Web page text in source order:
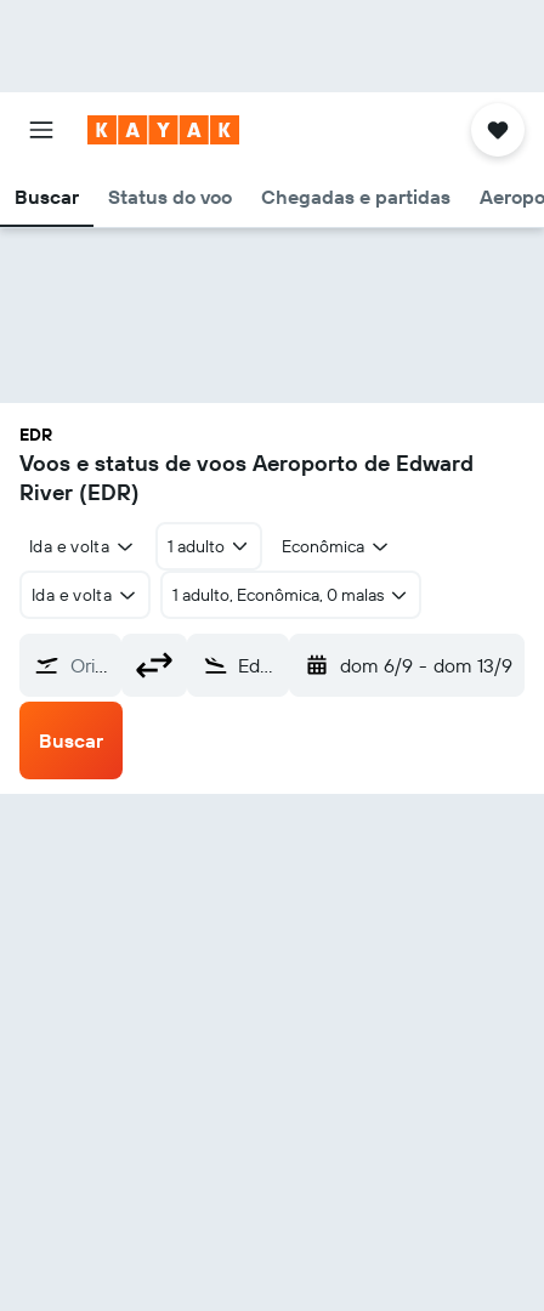
Buscar Status do voo Chegadas e partidas
EDR
Voos e status de voos Aeroporto de Edward
River (EDR)
Ida e volta 1 adulto Econômica
Ida e volta 1 adulto, Econômica, 0 malas
Origem Edward River (EDR) dom 6/9 - dom 13/9
Buscar